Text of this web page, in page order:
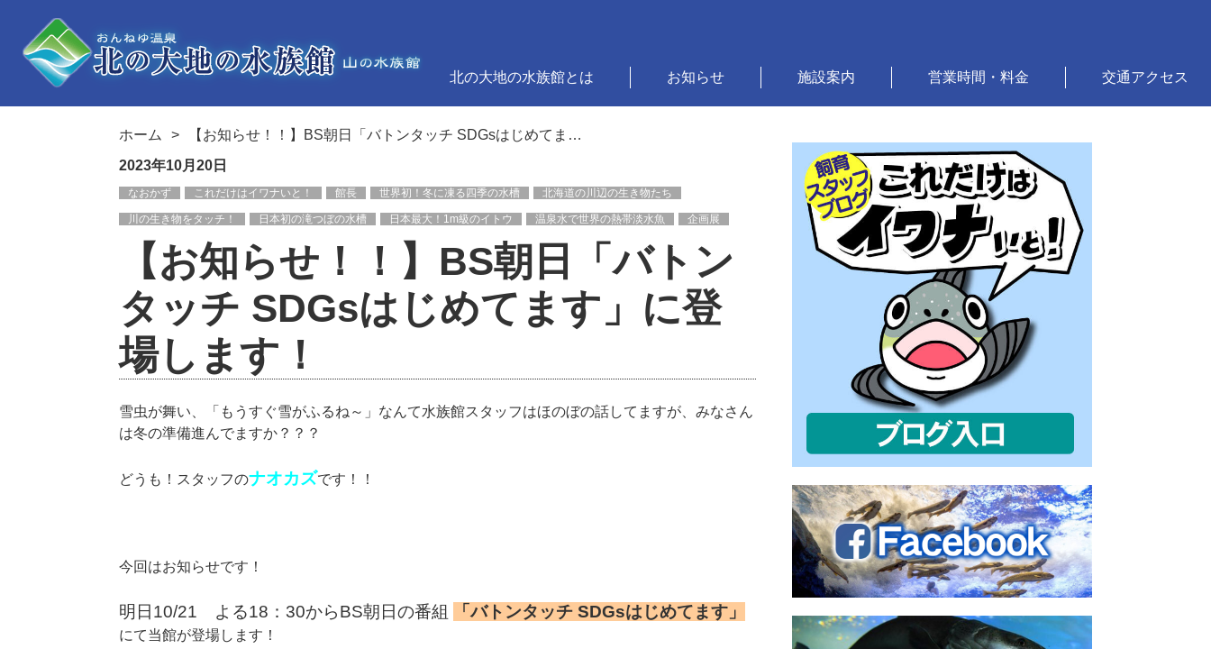
北の大地の水族館とは お知らせ 施設案内 営業時間・料金 交通アクセス
ホーム
【お知らせ！！】BS朝日「バトンタッチ SDGsはじめてま…
2023年10月20日
なおかず これだけはイワナいと！ 館長 世界初！冬に凍る四季の水槽 北海道の川辺の生き物たち
川の生き物をタッチ！ 日本初の滝つぼの水槽 日本最大！1m級のイトウ 温泉水で世界の熱帯淡水魚 企画展
【お知らせ！！】BS朝日「バトン
タッチ SDGsはじめてます」に登
場します！
雪虫が舞い、「 もうすぐ雪がふるね～」なんて水族館スタッフはほのぼの話してますが、みなさん
は冬の準備進んでますか？？？
どうも！スタッフのナオカズです！！
今回はお知らせです！
明日10/21 よる18：30からBS朝日の番組 「バトンタッチ SDGsはじめてます」
にて当館が登場します！